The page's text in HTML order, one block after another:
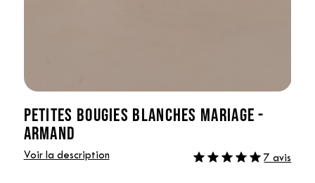
PETITES BOUGIES BLANCHES MARIAGE -
ARMAND
Voir la description 7 avis